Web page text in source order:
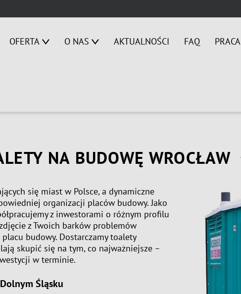
OFERTA O NAS AKTUALNOŚCI FAQ PRACA
NA BUDOWĘ WROCŁAW
się miast w Polsce, a dynamiczne
organizacji placów budowy. Jako
z inwestorami o różnym profilu
z Twoich barków problemów
budowy. Dostarczamytoalety
skupić się na tym, co najważniejsze –
w terminie.
Śląsku